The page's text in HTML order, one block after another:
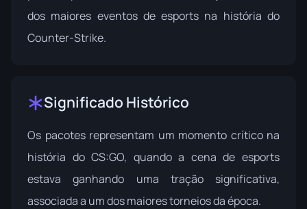
dos maiores eventos de esports na história do
Counter-Strike.
Significado Histórico
Os pacotes representam um momento crítico na
história do CS:GO, quando a cena de esports
estava ganhando uma tração significativa,
associada a um dos maiores torneios da época.